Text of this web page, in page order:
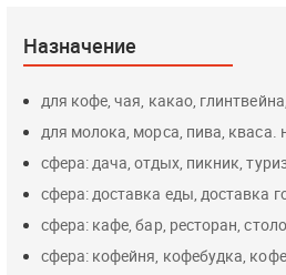
Назначение
для кофе, чая, какао,
для молока, морса, пива, кваса.
сфера: дача, отдых, пикник,
сфера: доставка еды, доставка
сфера: кафе, бар, ресторан,
сфера: кофейня, кофебудка,